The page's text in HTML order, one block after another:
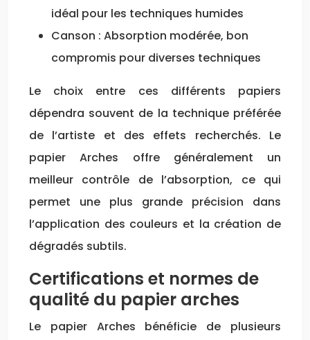
idéal pour les techniques humides
Canson : Absorption modérée, bon
compromis pour diverses techniques
Le choix entre ces différents papiers
dépendra souvent de la technique préférée
de l’artiste et des effets recherchés. Le
papier Arches offre généralement un
meilleur contrôle de l’absorption, ce qui
permet une plus grande précision dans
l’application des couleurs et la création de
dégradés subtils.
Certifications et normes de
qualité du papier arches
Le papier Arches bénéficie de plusieurs